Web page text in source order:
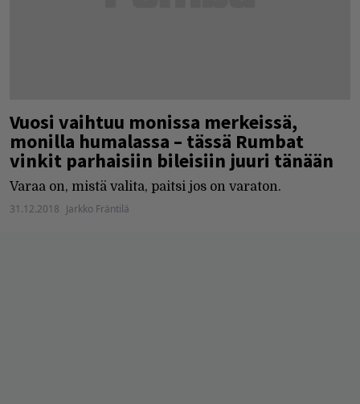
Vuosi vaihtuu monissa merkeissä,
monilla humalassa – tässä Rumbat
vinkit parhaisiin bileisiin juuri tänään
Varaa on, mistä valita, paitsi jos on varaton.
31.12.2018 Jarkko Fräntilä